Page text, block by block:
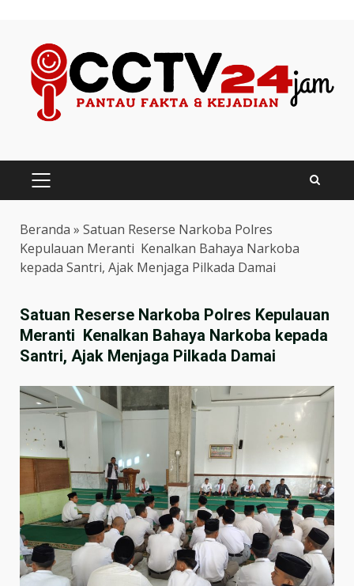
content
PRIMARY
MENU
Beranda » Satuan Reserse Narkoba Polres
Kepulauan Meranti Kenalkan Bahaya Narkoba
kepada Santri, Ajak Menjaga Pilkada Damai
Satuan Reserse Narkoba Polres Kepulauan
Meranti Kenalkan Bahaya Narkoba kepada
Santri, Ajak Menjaga Pilkada Damai